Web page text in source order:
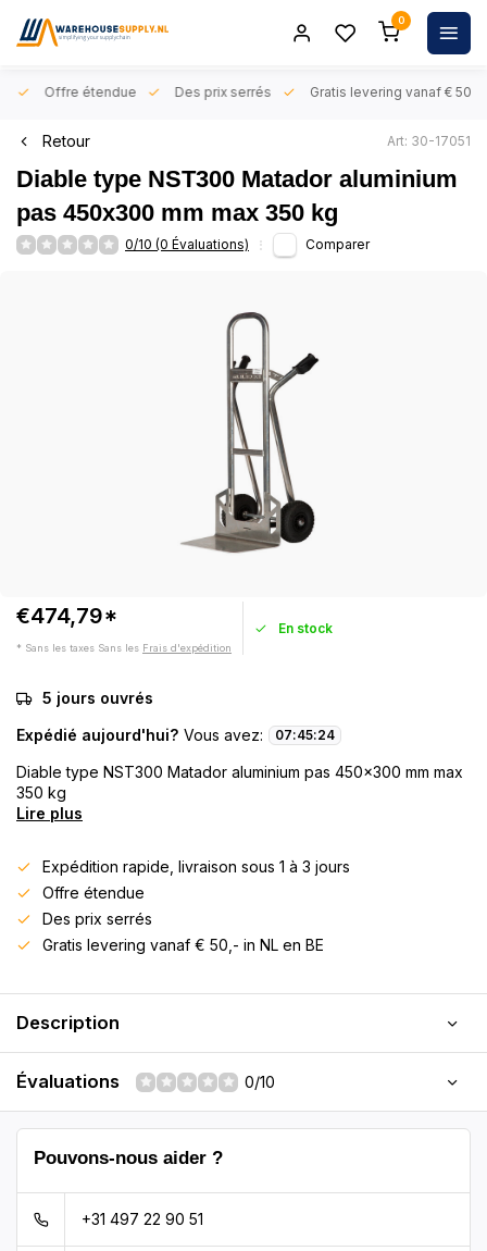
0
Offre étendue Des prix serrés Gratis levering vanaf € 50,-
Retour Art: 30-17051
Diable type NST300 Matador aluminium
pas 450x300 mm max 350 kg
0/10 (0 Évaluations) Comparer
€474,79*
* Sans les taxes Sans les Frais d'expédition
En stock
5 jours ouvrés
Expédié aujourd'hui? Vous avez: 07:45:24
Diable type NST300 Matador aluminium pas 450x300 mm max
350 kg
Lire plus
Expédition rapide, livraison sous 1 à 3 jours
Offre étendue
Des prix serrés
Gratis levering vanaf € 50,- in NL en BE
Description
Évaluations 0/10
Pouvons-nous aider ?
+31 497 22 90 51